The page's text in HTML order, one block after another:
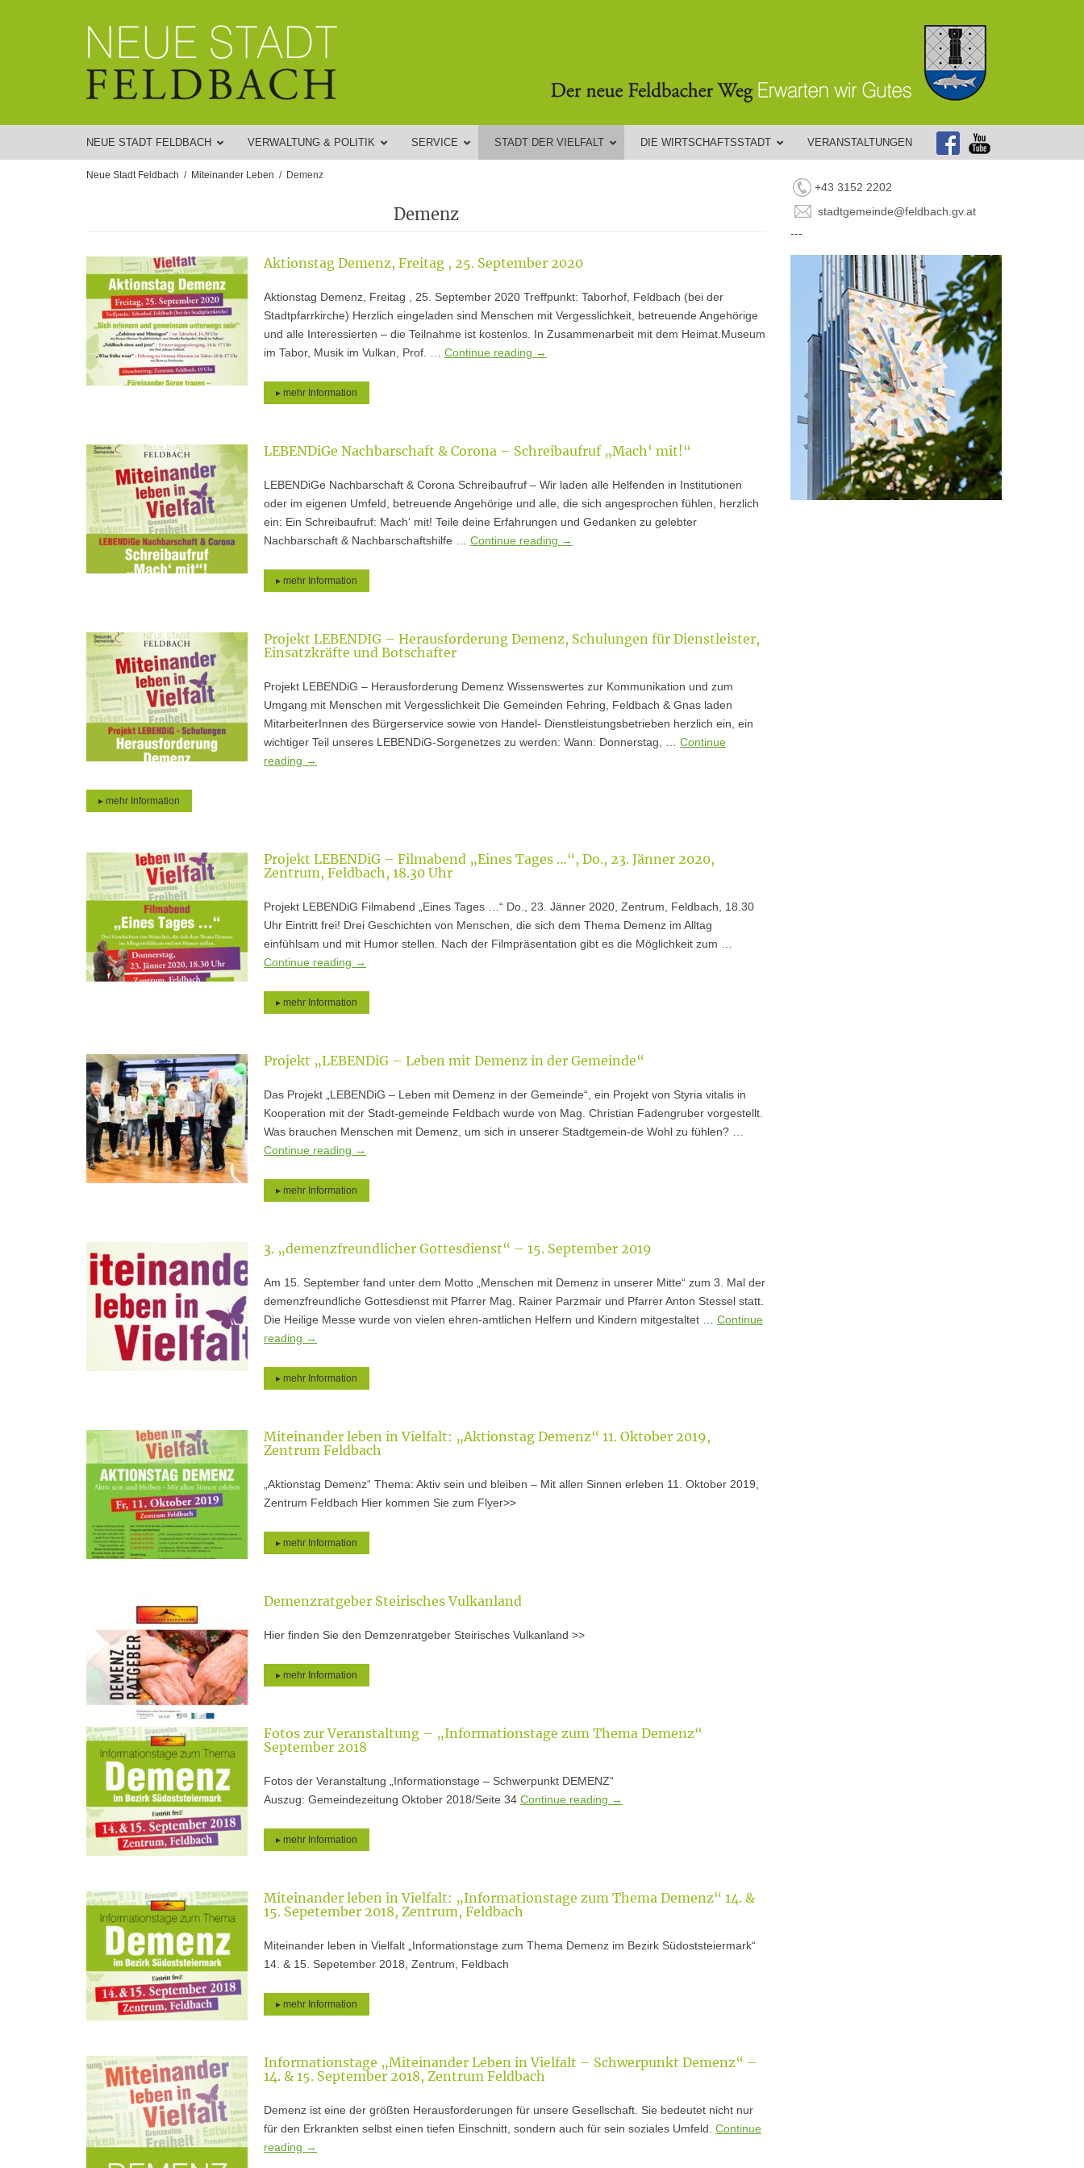
NEUE STADT FELDBACH VERWALTUNG & POLITIK SERVICE STADT DER VIELFALT DIE WIRTSCHAFTSSTADT VERANSTALTUNGEN
Neue Stadt Feldbach Miteinander Leben Demenz
Demenz
Aktionstag Demenz, Freitag , 25. September 2020
Aktionstag Demenz, Freitag , 25. September 2020 Treffpunkt: Taborhof, Feldbach (bei der
Stadtpfarrkirche) Herzlich eingeladen sind Menschen mit Vergesslichkeit, betreuende Angehörige
und alle Interessierten – die Teilnahme ist kostenlos. In Zusammenarbeit mit dem Heimat.Museum
im Tabor, Musik im Vulkan, Prof. … Continue reading →
▸ mehr Information
LEBENDiGe Nachbarschaft & Corona – Schreibaufruf „Mach‘ mit!“
LEBENDiGe Nachbarschaft & Corona Schreibaufruf – Wir laden alle Helfenden in Institutionen
oder im eigenen Umfeld, betreuende Angehörige und alle, die sich angesprochen fühlen, herzlich
ein: Ein Schreibaufruf: Mach‘ mit! Teile deine Erfahrungen und Gedanken zu gelebter
Nachbarschaft & Nachbarschaftshilfe … Continue reading →
▸ mehr Information
Projekt LEBENDIG – Herausforderung Demenz, Schulungen für Dienstleister,
Einsatzkräfte und Botschafter
Projekt LEBENDiG – Herausforderung Demenz Wissenswertes zur Kommunikation und zum
Umgang mit Menschen mit Vergesslichkeit Die Gemeinden Fehring, Feldbach & Gnas laden
MitarbeiterInnen des Bürgerservice sowie von Handel- Dienstleistungsbetrieben herzlich ein, ein
wichtiger Teil unseres LEBENDiG-Sorgenetzes zu werden: Wann: Donnerstag, … Continue
reading →
▸ mehr Information
Projekt LEBENDiG – Filmabend „Eines Tages …“, Do., 23. Jänner 2020,
Zentrum, Feldbach, 18.30 Uhr
Projekt LEBENDiG Filmabend „Eines Tages …“ Do., 23. Jänner 2020, Zentrum, Feldbach, 18.30
Uhr Eintritt frei! Drei Geschichten von Menschen, die sich dem Thema Demenz im Alltag
einfühlsam und mit Humor stellen. Nach der Filmpräsentation gibt es die Möglichkeit zum …
Continue reading →
▸ mehr Information
Projekt „LEBENDiG – Leben mit Demenz in der Gemeinde“
Das Projekt „LEBENDiG – Leben mit Demenz in der Gemeinde“, ein Projekt von Styria vitalis in
Kooperation mit der Stadt-gemeinde Feldbach wurde von Mag. Christian Fadengruber vorgestellt.
Was brauchen Menschen mit Demenz, um sich in unserer Stadtgemein-de Wohl zu fühlen? …
Continue reading →
▸ mehr Information
3. „demenzfreundlicher Gottesdienst“ – 15. September 2019
Am 15. September fand unter dem Motto „Menschen mit Demenz in unserer Mitte“ zum 3. Mal der
demenzfreundliche Gottesdienst mit Pfarrer Mag. Rainer Parzmair und Pfarrer Anton Stessel statt.
Die Heilige Messe wurde von vielen ehren-amtlichen Helfern und Kindern mitgestaltet … Continue
reading →
▸ mehr Information
Miteinander leben in Vielfalt: „Aktionstag Demenz“ 11. Oktober 2019,
Zentrum Feldbach
„Aktionstag Demenz“ Thema: Aktiv sein und bleiben – Mit allen Sinnen erleben 11. Oktober 2019,
Zentrum Feldbach Hier kommen Sie zum Flyer>>
▸ mehr Information
Demenzratgeber Steirisches Vulkanland
Hier finden Sie den Demzenratgeber Steirisches Vulkanland >>
▸ mehr Information
Fotos zur Veranstaltung – „Informationstage zum Thema Demenz“
September 2018
Fotos der Veranstaltung „Informationstage – Schwerpunkt DEMENZ“
Auszug: Gemeindezeitung Oktober 2018/Seite 34 Continue reading →
▸ mehr Information
Miteinander leben in Vielfalt: „Informationstage zum Thema Demenz“ 14. &
15. Sepetember 2018, Zentrum, Feldbach
Miteinander leben in Vielfalt „Informationstage zum Thema Demenz im Bezirk Südoststeiermark“
14. & 15. Sepetember 2018, Zentrum, Feldbach
▸ mehr Information
Informationstage „Miteinander Leben in Vielfalt – Schwerpunkt Demenz“ –
14. & 15. September 2018, Zentrum Feldbach
Demenz ist eine der größten Herausforderungen für unsere Gesellschaft. Sie bedeutet nicht nur
für den Erkrankten selbst einen tiefen Einschnitt, sondern auch für sein soziales Umfeld. Continue
reading →
+43 3152 2202
stadtgemeinde@feldbach.gv.at
---